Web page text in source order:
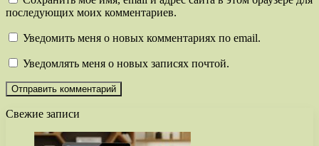
последующих моих комментариев.
Уведомить меня о новых комментариях по email.
Уведомлять меня о новых записях почтой.
Свежие записи